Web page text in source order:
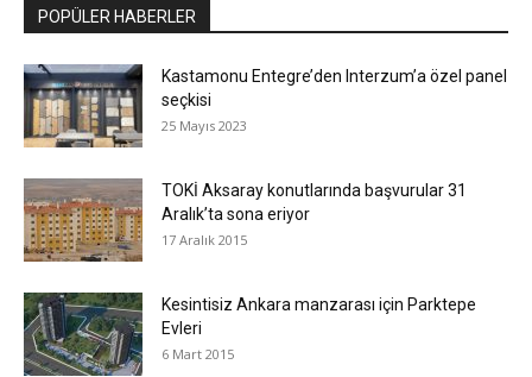
POPÜLER HABERLER
Kastamonu Entegre’den Interzum’a özel panel
seçkisi
25 Mayıs 2023
TOKİ Aksaray konutlarında başvurular 31
Aralık’ta sona eriyor
17 Aralık 2015
Kesintisiz Ankara manzarası için Parktepe
Evleri
6 Mart 2015